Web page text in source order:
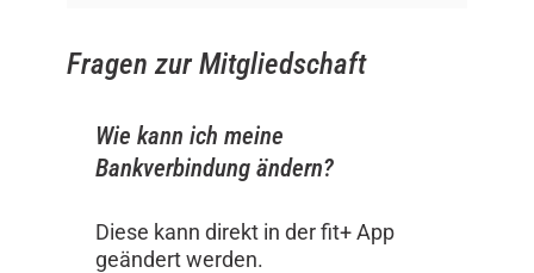
Fragen zur Mitgliedschaft
Wie kann ich meine
Bankverbindung ändern?
Diese kann direkt in der fit+ App
geändert werden.